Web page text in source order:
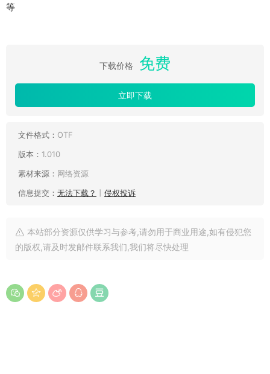
等
下载价格 免费
立即下载
文件格式： OTF
版本： 1.010
素材来源： 网络资源
信息提交： 无法下载？ 侵权投诉
本站部分资源仅供学习与参考,请勿用于商业用途,如有侵犯您
的版权,请及时发邮件联系我们,我们将尽快处理